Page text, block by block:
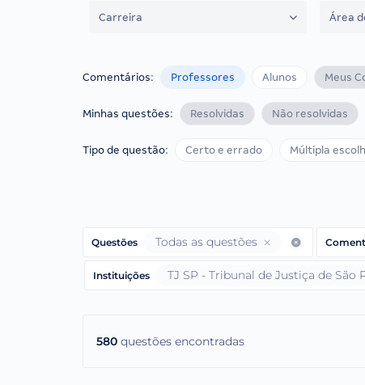
Carreira Área
Comentários: Professores Alunos Meus
Minhas questões: Resolvidas Não resolvidas
Tipo de questão: Certo e errado Múltipla
Questões Todas as questões
Instituições TJ SP - Tribunal de Justiça de São
580 questões encontradas